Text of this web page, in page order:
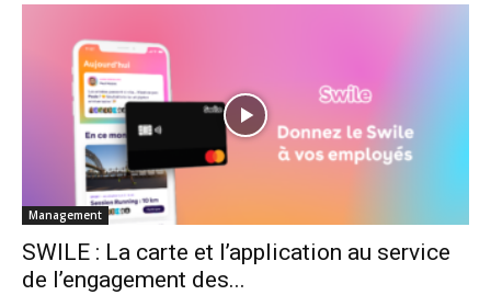
Management
SWILE : La carte et l’application au service
de l’engagement des...